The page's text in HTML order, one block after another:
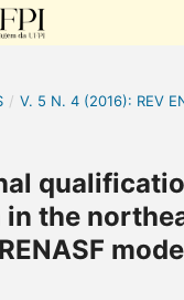
/ V. 5 N. 4 (2016): REV
in the
RENASF